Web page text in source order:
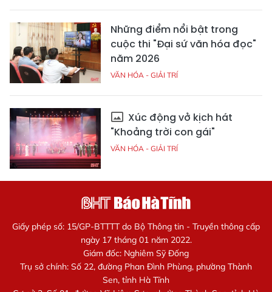
Những điểm nổi bật trong
cuộc thi "Đại sứ văn hóa đọc"
năm 2026
VĂN HÓA - GIẢI TRÍ
Xúc động vở kịch hát
"Khoảng trời con gái"
VĂN HÓA - GIẢI TRÍ
Giấy phép số: 15/GP-BTTTT do Bộ Thông tin - Truyền thông cấp
ngày 17 tháng 01 năm 2022.
Giám đốc: Nghiêm Sỹ Đống
Trụ sở chính: Số 22, đường Phan Đình Phùng, phường Thành
Sen, tỉnh Hà Tĩnh